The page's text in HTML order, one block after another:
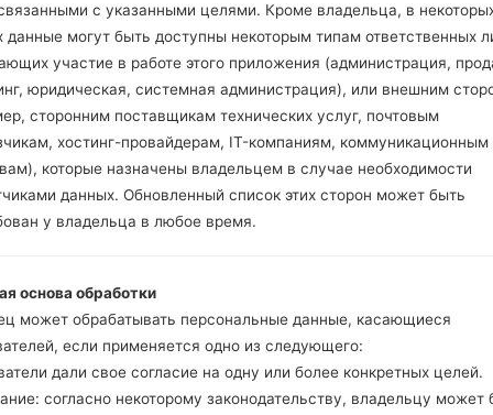
LGBL40F(LGBL40F)
Модель и ее характеристики
LGBL40F
LG Chocolate
Сентябрь, 2009
10.9 миллиметров (0.43
128 x 51 миллиметров (5.04
129 грамм (4.55 унции)
-
250MB
1.1GB
MicroSD до 32GB
с указанными целями. Кроме владельца, в
данные могут быть доступны некоторым типам ответственных
участие в работе этого приложения (администрация,
юридическая, системная администрация), или внешним
сторонним поставщикам технических услуг, почтовым
хостинг-провайдерам, IT-компаниям, коммуникационным
которые назначены владельцем в случае необходимости
данных. Обновленный список этих сторон может быть
у владельца в любое время.
основа обработки
может обрабатывать персональные данные, касающиеся
если применяется одно из следующего:
дали свое согласие на одну или более конкретных целей.
согласно некоторому законодательству, владельцу может